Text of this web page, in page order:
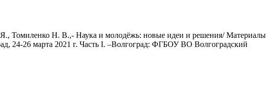
Томиленко Н. В.,- Наука и молодёжь: новые идеи и решения/ Материалы
24-26 марта 2021 г. Часть I. –Волгоград: ФГБОУ ВО Волгоградский